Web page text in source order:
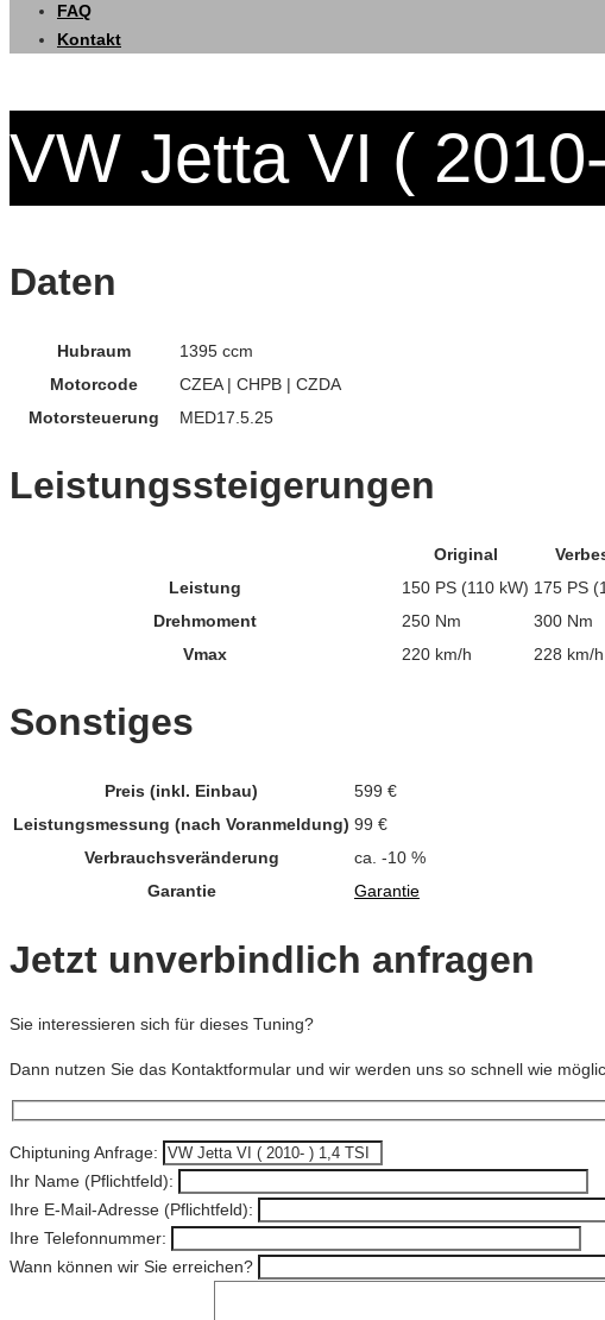
FAQ
Kontakt
VW Jetta VI (
Daten
Hubraum
1395 ccm
Motorcode
CZEA | CHPB | CZDA
Motorsteuerung
MED17.5.25
Leistungssteigerungen
Original
Leistung
150 PS (110 kW) 175 PS
Drehmoment
250 Nm 300 Nm
Vmax
220 km/h 228 km/h
Sonstiges
Preis (inkl. Einbau)
599 €
Leistungsmessung (nach Voranmeldung) 99 €
Verbrauchsveränderung
ca. -10 %
Garantie
Garantie
Jetzt unverbindlich anfragen
Sie interessieren sich für dieses Tuning?
Dann nutzen Sie das Kontaktformular und wir werden uns so schnell wie
Chiptuning Anfrage:
Ihr Name (Pflichtfeld):
Ihre E-Mail-Adresse (Pflichtfeld):
Ihre Telefonnummer:
Wann können wir Sie erreichen?